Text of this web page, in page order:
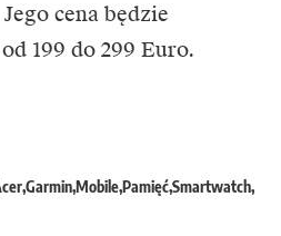
cena będzie
199 do 299 Euro.
GarminMobilePamięćSmartwatch